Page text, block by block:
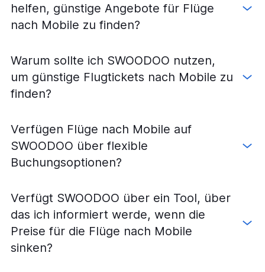
helfen, günstige Angebote für Flüge
nach Mobile zu finden?
Warum sollte ich SWOODOO nutzen,
um günstige Flugtickets nach Mobile zu
finden?
Verfügen Flüge nach Mobile auf
SWOODOO über flexible
Buchungsoptionen?
Verfügt SWOODOO über ein Tool, über
das ich informiert werde, wenn die
Preise für die Flüge nach Mobile
sinken?